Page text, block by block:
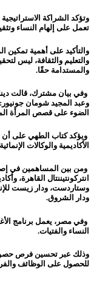
وتؤكد الشراكة
تعمل على إلهام النساء
والتأكيد على أهمية
والتعليم والثقافة، ليس
والمستدامة حقًا.
وفي بيان مشترك، قالت
وعبد المجيد شومان
الضوء على قصص المرأة
ويؤكد كتاب الطهي على أن
الأكاديمية والوكالات
ومن بين المساهمين في
انتركونتيننتال القاهرة،
وستاردست، ودار زيست
ودار الشروق.
وفي مصر، يعمل برنامج
النساء والفتيات.
وذلك عبر تحسين فرص
للحصول على الوظائف